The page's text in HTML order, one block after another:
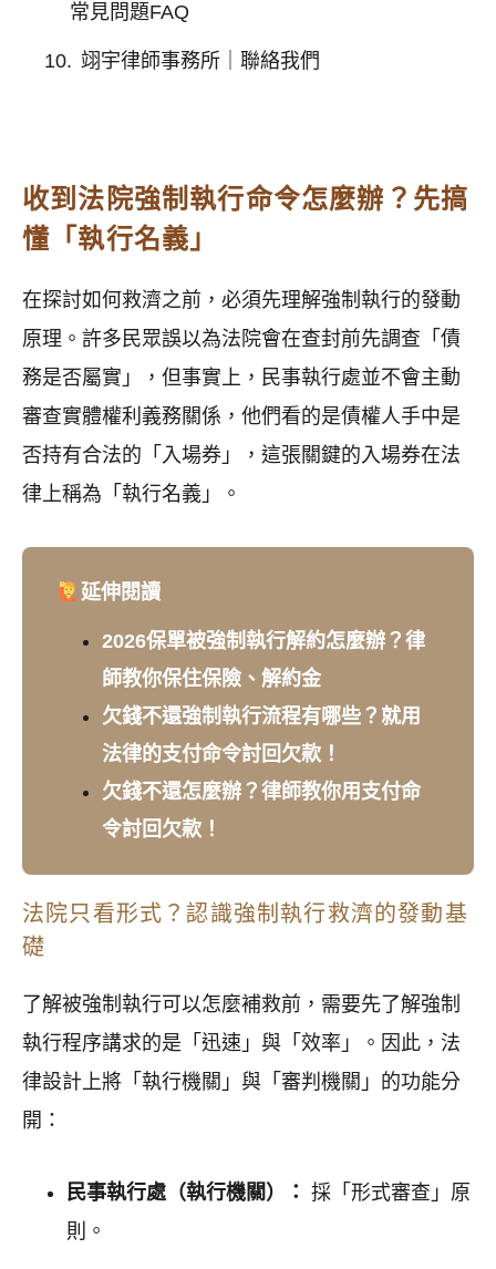
常見問題FAQ
翊宇律師事務所｜聯絡我們
收到法院強制執行命令怎麼辦？先搞
懂「執行名義」
在探討如何救濟之前，必須先理解強制執行的發動
原理。許多民眾誤以為法院會在查封前先調查「債
務是否屬實」，但事實上，民事執行處並不會主動
審查實體權利義務關係，他們看的是債權人手中是
否持有合法的「入場券」，這張關鍵的入場券在法
律上稱為「執行名義」。
延伸閱讀
2026保單被強制執行解約怎麼辦？律
師教你保住保險、解約金
欠錢不還強制執行流程有哪些？就用
法律的支付命令討回欠款！
欠錢不還怎麼辦？律師教你用支付命
令討回欠款！
法院只看形式？認識強制執行救濟的發動基
礎
了解被強制執行可以怎麼補救前，需要先了解強制
執行程序講求的是「迅速」與「效率」。因此，法
律設計上將「執行機關」與「審判機關」的功能分
開：
民事執行處（執行機關）： 採「形式審查」原
則。